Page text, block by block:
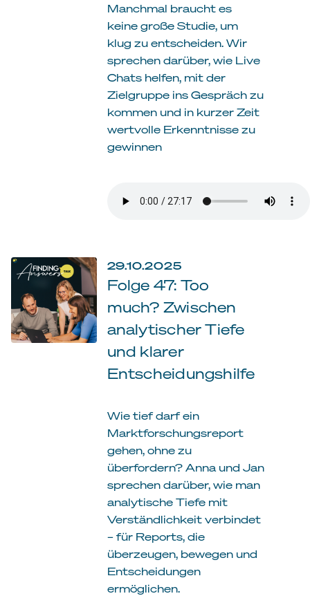
Manchmal braucht es
keine große Studie, um
klug zu entscheiden. Wir
sprechen darüber, wie Live
Chats helfen, mit der
Zielgruppe ins Gespräch zu
kommen und in kurzer Zeit
wertvolle Erkenntnisse zu
gewinnen
29.10.2025
Folge 47: Too
much? Zwischen
analytischer Tiefe
und klarer
Entscheidungshilfe
Wie tief darf ein
Marktforschungsreport
gehen, ohne zu
überfordern? Anna und Jan
sprechen darüber, wie man
analytische Tiefe mit
Verständlichkeit verbindet
– für Reports, die
überzeugen, bewegen und
Entscheidungen
ermöglichen.